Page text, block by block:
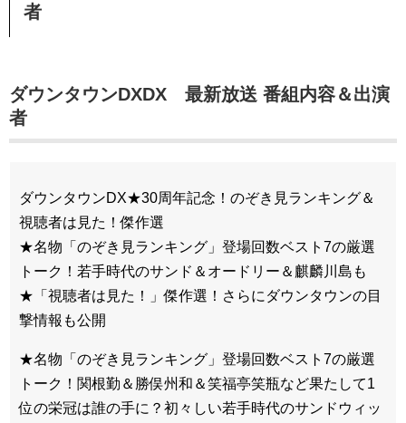
者
ダウンタウンDXDX 最新放送 番組内容＆出演
者
ダウンタウンDX★30周年記念！のぞき見ランキング＆
視聴者は見た！傑作選
★名物「のぞき見ランキング」登場回数ベスト7の厳選
トーク！若手時代のサンド＆オードリー＆麒麟川島も
★「視聴者は見た！」傑作選！さらにダウンタウンの目
撃情報も公開
★名物「のぞき見ランキング」登場回数ベスト7の厳選
トーク！関根勤＆勝俣州和＆笑福亭笑瓶など果たして1
位の栄冠は誰の手に？初々しい若手時代のサンドウィッ